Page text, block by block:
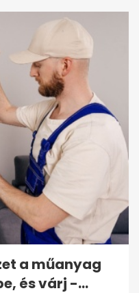
a műanyag
és várj -...